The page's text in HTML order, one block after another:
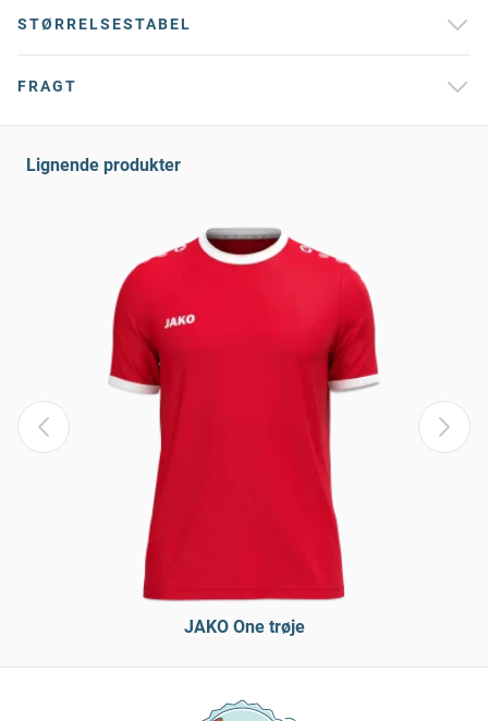
STØRRELSESTABEL
FRAGT
Lignende produkter
JAKO One trøje